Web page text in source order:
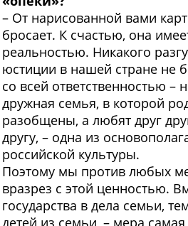
– От нарисованной вами
бросает. К счастью, она
реальностью. Никакого
юстиции в нашей стране не
со всей ответственностью –
дружная семья, в которой
разобщены, а любят друг
другу, – одна из
российской культуры.
Поэтому мы против любых
вразрез с этой ценностью.
государства в дела семьи,
детей из семьи, – мера